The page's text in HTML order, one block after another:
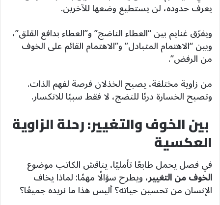
يعرف حدوده، لن يستطيع وضعها للآخرين.
ويفرّق غنايم بين “العطاء الناضج” و”العطاء بدافع القلق”،
وبين “الاهتمام المتبادل” و”الاهتمام القائم على الخوف
من الرفض”.
من زاوية مختلفة، يصبح الخذلان فرصة لفهم الذات.
وتصبح الخسارة دربًا للنضج، لا فقط سببًا للانكسار.
بين الخوف والتغيير: رحلة الزاوية
العكسية
في فصل يحمل طابعًا تأمليًا، يناقش الكاتب موضوع
الخوف من التغيير، ويطرح سؤالًا مهمًا: لماذا يخاف
الإنسان من تحسين حياته؟ أليس هذا ما نريده جميعًا؟